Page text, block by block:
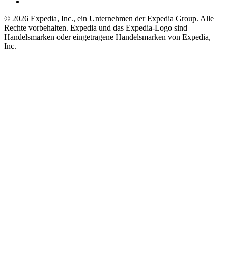
© 2026 Expedia, Inc., ein Unternehmen der Expedia Group. Alle
Rechte vorbehalten. Expedia und das Expedia-Logo sind
Handelsmarken oder eingetragene Handelsmarken von Expedia,
Inc.